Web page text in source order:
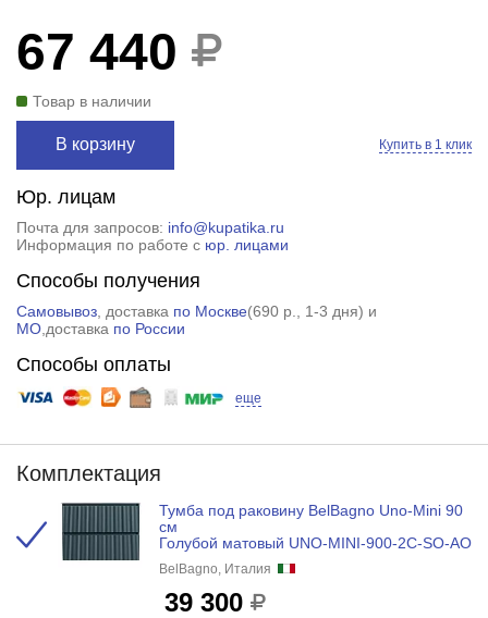
67 440
Товар в наличии
В корзину Купить в 1 клик
Юр. лицам
Почта для запросов: info@kupatika.ru
Информация по работе с юр. лицами
Способы получения
Самовывоз, доставка по Москве(690 р.
, 1-3 дня) и
МО,доставка по России
Способы оплаты
еще
Комплектация
Тумба под раковину BelBagno Uno-Mini 90
см
Голубой матовый UNO-MINI-900-2C-SO-AO
BelBagno, Италия
39 300